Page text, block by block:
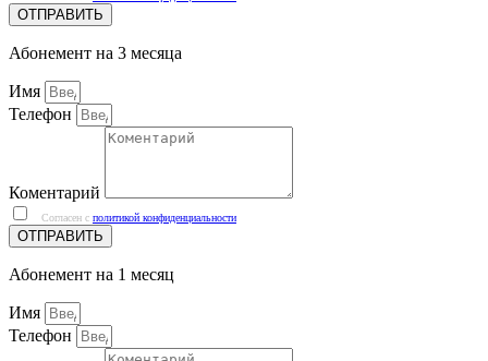
ОТПРАВИТЬ
Абонемент на 3 месяца
Имя
Телефон
Коментарий
Согласен с политикой конфиденциальности
ОТПРАВИТЬ
Абонемент на 1 месяц
Имя
Телефон